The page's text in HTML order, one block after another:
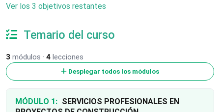
Ver los 3 objetivos restantes
Temario del curso
3 módulos · 4 lecciones
Desplegar todos los módulos
MÓDULO 1: